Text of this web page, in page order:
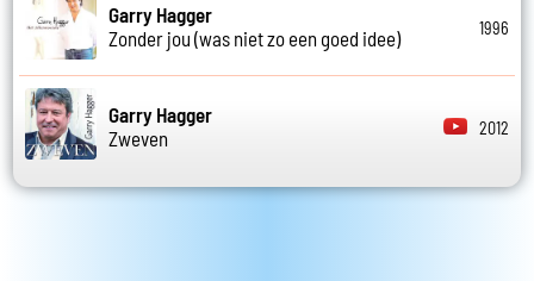
Garry Hagger
Zonder jou (was niet zo een goed idee)
1996
Garry Hagger
Zweven
2012